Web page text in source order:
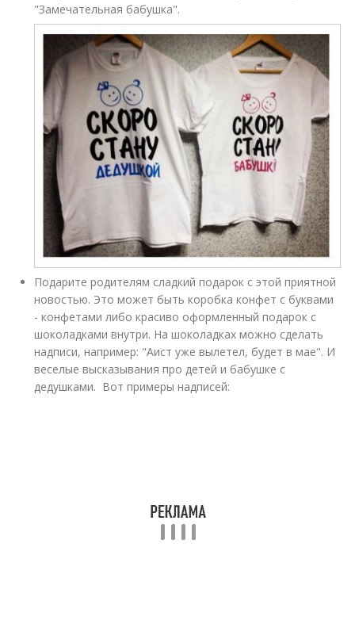
"Замечательная бабушка".
Подарите родителям сладкий подарок с этой приятной
новостью. Это может быть коробка конфет с буквами
- конфетами либо красиво оформленный подарок с
шоколадками внутри. На шоколадках можно сделать
надписи, например: "Аист уже вылетел, будет в мае". И
веселые высказывания про детей и бабушке с
дедушками. Вот примеры надписей: